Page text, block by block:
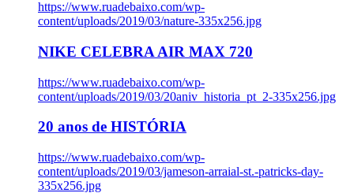
https://www.ruadebaixo.com/wp-
content/uploads/2019/03/nature-335x256.jpg
NIKE CELEBRA AIR MAX 720
https://www.ruadebaixo.com/wp-
content/uploads/2019/03/20aniv_historia_pt_2-335x256.jpg
20 anos de HISTÓRIA
https://www.ruadebaixo.com/wp-
content/uploads/2019/03/jameson-arraial-st.-patricks-day-
335x256.jpg